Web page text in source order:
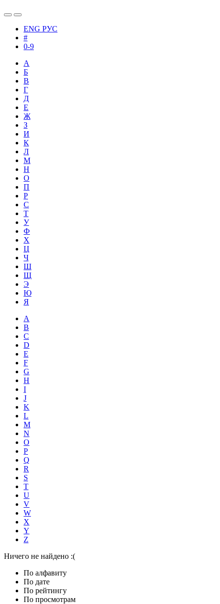
ENG РУС
#
0-9
А
Б
В
Г
Д
Е
Ж
З
И
К
Л
М
Н
О
П
Р
С
Т
У
Ф
Х
Ц
Ч
Ш
Щ
Э
Ю
Я
A
B
C
D
E
F
G
H
I
J
K
L
M
N
O
P
Q
R
S
T
U
V
W
X
Y
Z
Ничего не найдено :(
По алфавиту
По дате
По рейтингу
По просмотрам